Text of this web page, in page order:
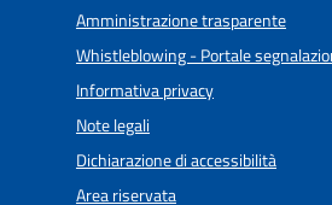
Amministrazione trasparente
Whistleblowing - Portale
Informativa privacy
Note legali
Dichiarazione di accessibilità
Area riservata